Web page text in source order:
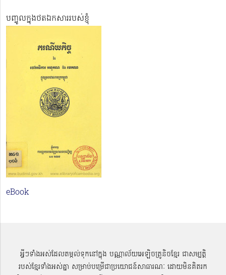
បញ្ចូលក្នុងថតឯកសាររបស់ខ្ញុំ
eBook
អ្វីៗទាំងអស់ដែលតម្កល់ទុកនៅក្នុង បណ្ណាល័យអេឡិចត្រូនិចខ្មែរ ជាសម្បតិ្ត
របស់ខ្មែរទាំងអស់គ្នា សម្រាប់បម្រើជាប្រយោជន៍សាធារណៈ ដោយមិនគិតរក